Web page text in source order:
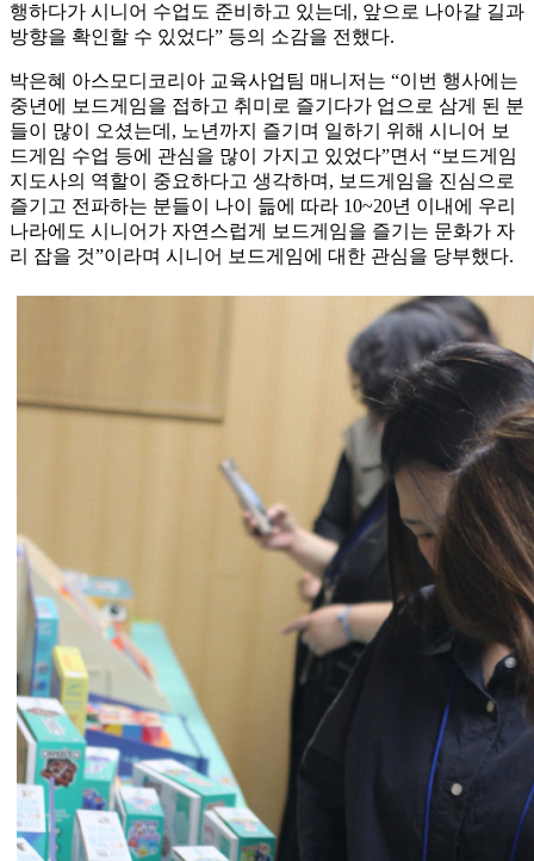
행하다가 시니어 수업도 준비하고 있는데, 앞으로 나아갈 길과
방향을 확인할 수 있었다” 등의 소감을 전했다.
박은혜 아스모디코리아 교육사업팀 매니저는 “이번 행사에는
중년에 보드게임을 접하고 취미로 즐기다가 업으로 삼게 된 분
들이 많이 오셨는데, 노년까지 즐기며 일하기 위해 시니어 보
드게임 수업 등에 관심을 많이 가지고 있었다”면서 “보드게임
지도사의 역할이 중요하다고 생각하며, 보드게임을 진심으로
즐기고 전파하는 분들이 나이 듦에 따라 10~20년 이내에 우리
나라에도 시니어가 자연스럽게 보드게임을 즐기는 문화가 자
리 잡을 것”이라며 시니어 보드게임에 대한 관심을 당부했다.